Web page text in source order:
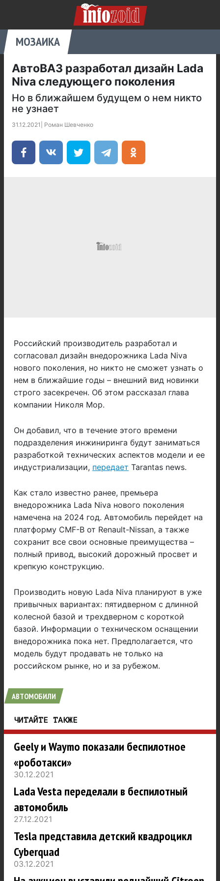
МОЗАИКА
АвтоВАЗ разработал дизайн Lada
Niva следующего поколения
Но в ближайшем будущем о нем никто
не узнает
31.12.2021 Роман Шевченко
Российский производитель разработал и
согласовал дизайн внедорожника Lada Niva
нового поколения, но никто не сможет узнать о
нем в ближайшие годы – внешний вид новинки
строго засекречен. Об этом рассказал глава
компании Николя Мор.
Он добавил, что в течение этого времени
подразделения инжиниринга будут заниматься
разработкой технических аспектов модели и ее
индустриализации, передает Tarantas news.
Как стало известно ранее, премьера
внедорожника Lada Niva нового поколения
намечена на 2024 год. Автомобиль перейдет на
платформу CMF-B от Renault-Nissan, а также
сохранит все свои основные преимущества –
полный привод, высокий дорожный просвет и
крепкую конструкцию.
Производить новую Lada Niva планируют в уже
привычных вариантах: пятидверном с длинной
колесной базой и трехдверном с короткой
базой. Информации о техническом оснащении
внедорожника пока нет. Предполагается, что
модель будут продавать не только на
российском рынке, но и за рубежом.
АВТОМОБИЛИ
ЧИТАЙТЕ ТАКЖЕ
Geely и Waymo показали беспилотное
«роботакси»
30.12.2021
Lada Vesta переделали в беспилотный
автомобиль
27.12.2021
Tesla представила детский квадроцикл
Cyberquad
03.12.2021